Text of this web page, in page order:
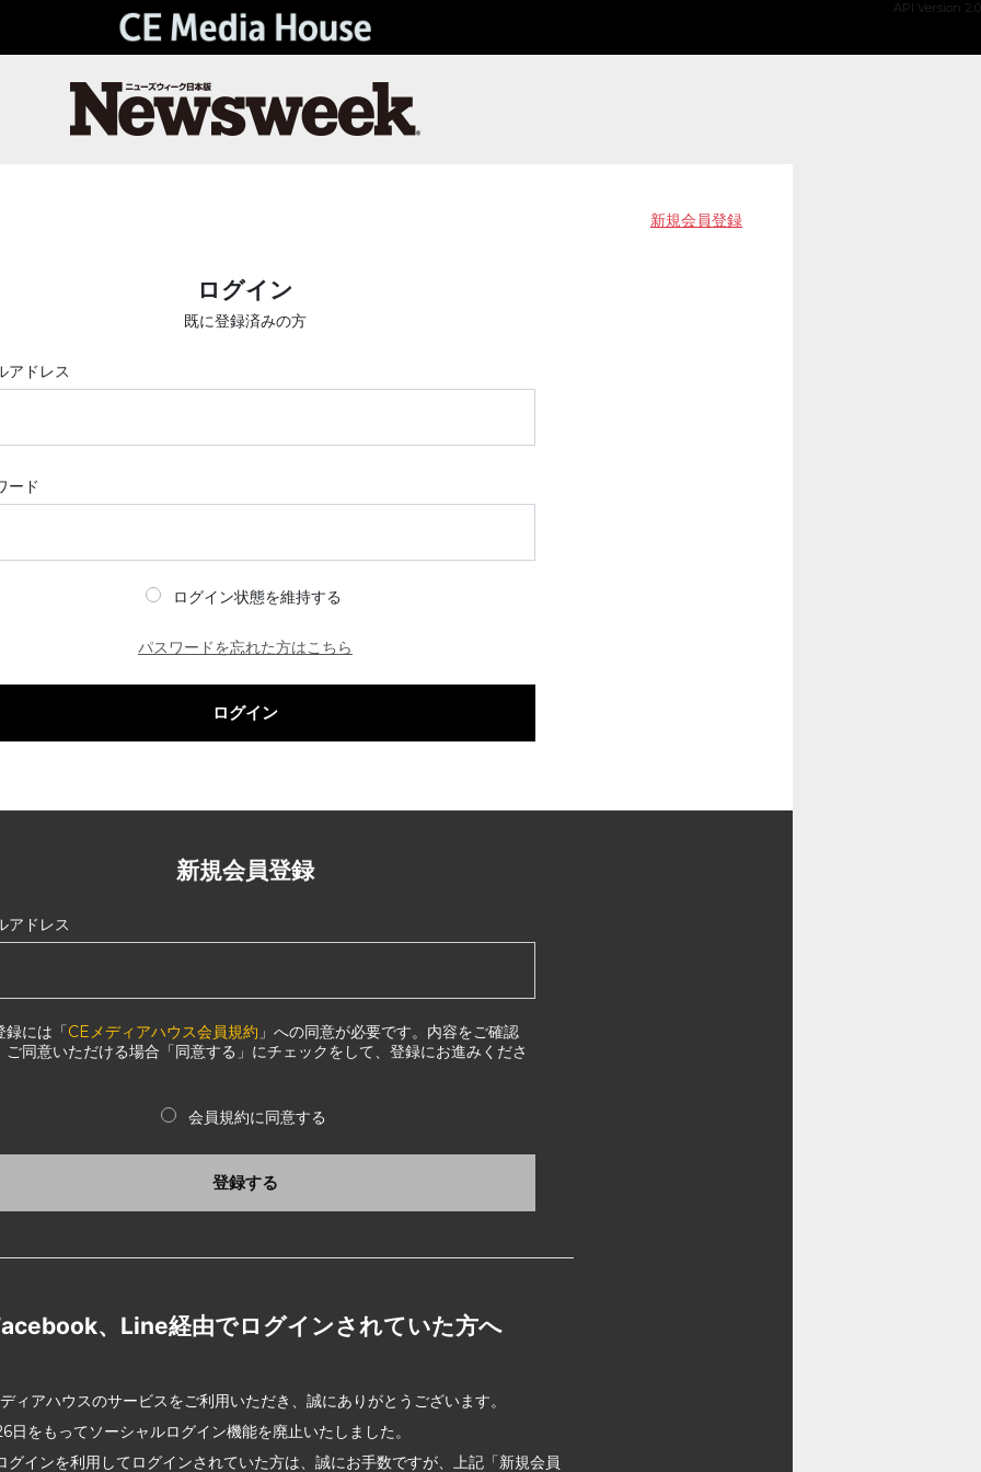
API Version 2.0
新規会員登録
ログイン
既に登録済みの方
アドレス
ード
ログイン状態を維持する
パスワードを忘れた方はこちら
ログイン
新規会員登録
アドレス
録には「CEメディアハウス会員規約 」への同意が必要です。内容をご確認
ご同意いただける場合「同意する」にチェックをして、登録にお進みくださ
会員規約に同意する
登録する
、Line経由でログインされていた方へ
ィアハウスのサービスをご利用いただき、誠にありがとうございます。
日をもってソーシャルログイン機能を廃止いたしました。
グインを利用してログインされていた方は、誠にお手数ですが、上記「新規会員